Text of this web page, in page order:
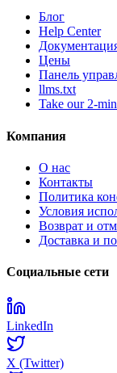
Блог
Help Center
Цены
Панель
llms.txt
Take our 2-
Компания
О нас
Контакты
Политика
Условия
Возврат и
Доставка и
Социальные сети
LinkedIn
X (Twitter)